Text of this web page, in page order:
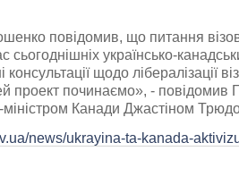
повідомив, що питання
сьогоднішніх українсько-
щодо лібералізації
проект починаємо», - повідомив
Канади Джастіном
news/ukrayina-ta-kanada-